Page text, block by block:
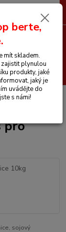
Hledat
0 Kč
- sypká
pro
sojový
berte,
mít skladem.
plynulou
produkty, jaké
jaký je
uvádějte do
s námi!